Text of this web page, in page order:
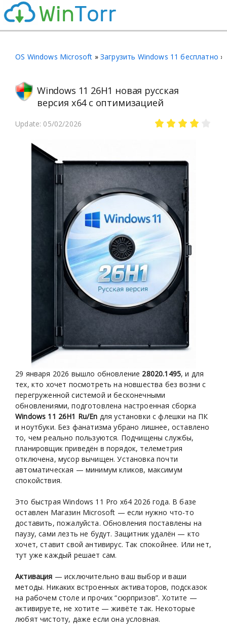
OS Windows Microsoft » Загрузить Windows 11 бесплатно »
Windows 11 26H1 новая русская
версия x64 с оптимизацией
Update: 05/02/2026
29 января 2026 вышло обновление 28020.1495, и для
тех, кто хочет посмотреть на новшества без возни с
перегруженной системой и бесконечными
обновлениями, подготовлена настроенная сборка
Windows 11 26H1 Ru/En для установки с флешки на ПК
и ноутбуки. Без фанатизма убрано лишнее, оставлено
то, чем реально пользуются. Подчищены службы,
планировщик приведён в порядок, телеметрия
отключена, мусор вычищен. Установка почти
автоматическая — минимум кликов, максимум
спокойствия.
Это быстрая Windows 11 Pro x64 2026 года. В базе
оставлен Магазин Microsoft — если нужно что-то
доставить, пожалуйста. Обновления поставлены на
паузу, сами лезть не будут. Защитник удалён — кто
хочет, ставит свой антивирус. Так спокойнее. Или нет,
тут уже каждый решает сам.
Активация — исключительно ваш выбор и ваши
методы. Никаких встроенных активаторов, подсказок
на рабочем столе и прочих “сюрпризов”. Хотите —
активируете, не хотите — живёте так. Некоторые
любят чистоту, даже если она условная.